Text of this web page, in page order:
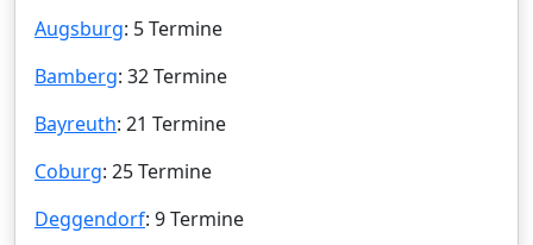
Augsburg: 5 Termine
Bamberg: 32 Termine
Bayreuth: 21 Termine
Coburg: 25 Termine
Deggendorf: 9 Termine